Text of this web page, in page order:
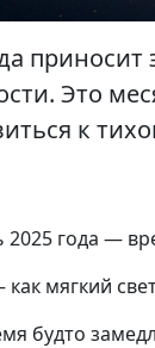
Это
к
2025 года —
мягкий
будто